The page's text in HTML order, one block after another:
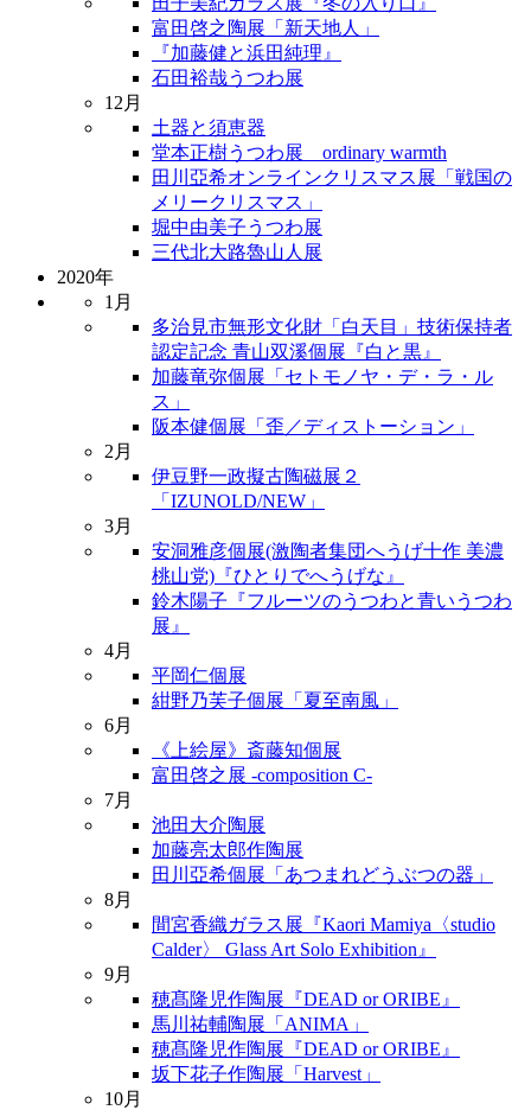
富田啓之陶展「新天地人」
『加藤健と浜田純理』
石田裕哉うつわ展
12月
土器と須恵器
堂本正樹うつわ展 ordinary warmth
田川亞希オンラインクリスマス展「戦国の
メリークリスマス」
堀中由美子うつわ展
三代北大路魯山人展
2020年
1月
多治見市無形文化財「白天目」技術保持者
認定記念 青山双溪個展『白と黒』
加藤竜弥個展「セトモノヤ・デ・ラ・ル
ス」
阪本健個展「歪／ディストーション」
2月
伊豆野一政擬古陶磁展２
「IZUNOLD/NEW」
3月
安洞雅彦個展(激陶者集団へうげ十作 美濃
桃山党)『ひとりでへうげな』
鈴木陽子『フルーツのうつわと青いうつわ
展』
4月
平岡仁個展
紺野乃芙子個展「夏至南風」
6月
《上絵屋》斎藤知個展
富田啓之展 -composition C-
7月
池田大介陶展
加藤亮太郎作陶展
田川亞希個展「あつまれどうぶつの器」
8月
間宮香織ガラス展『Kaori Mamiya〈studio
Calder〉 Glass Art Solo Exhibition』
9月
穂髙隆児作陶展『DEAD or ORIBE』
馬川祐輔陶展「ANIMA」
穂髙隆児作陶展『DEAD or ORIBE』
坂下花子作陶展「Harvest」
10月